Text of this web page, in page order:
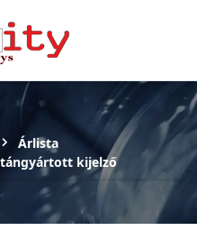
Árlista
kijelző